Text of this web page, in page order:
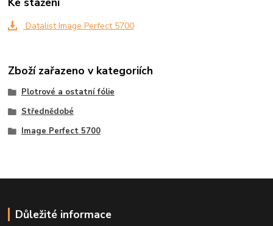
Datalist Image Perfect 5700
Zboží zařazeno v kategoriích
Plotrové a ostatní fólie
Střednědobé
Image Perfect 5700
Důležité informace